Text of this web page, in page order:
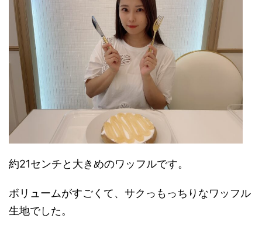
約21センチと大きめのワッフルです。
ボリュームがすごくて、サクっもっちりなワッフル
生地でした。